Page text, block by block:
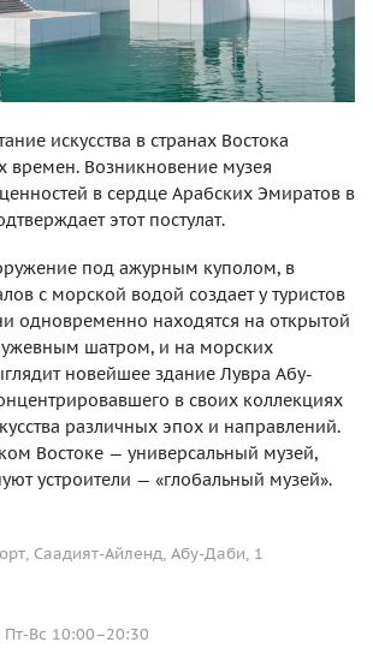
искусства в странах Востока
времен. Возникновение музея
в сердце Арабских Эмиратов в
этот постулат.
под ажурным куполом, в
с морской водой создает у туристов
одновременно находятся на открытой
шатром, и на морских
новейшее здание Лувра Абу-
в своих коллекциях
различных эпох и направлений.
Востоке — универсальный музей,
устроители — «глобальный музей».
Саадият-Айленд, Абу-Даби, 1
Вс 10:00–20:30